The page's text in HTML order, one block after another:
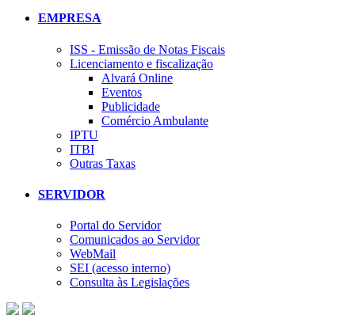
EMPRESA
ISS - Emissão de Notas Fiscais
Licenciamento e fiscalização
Alvará Online
Eventos
Publicidade
Comércio Ambulante
IPTU
ITBI
Outras Taxas
SERVIDOR
Portal do Servidor
Comunicados ao Servidor
WebMail
SEI (acesso interno)
Consulta às Legislações